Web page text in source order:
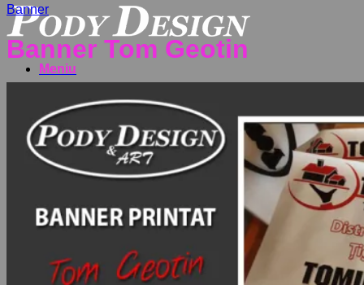
Meniu
Acasa
Shop
Cadouri
Brelocuri
Tablouri A4
Panou stradal
Lumânări parfumate
Papetărie
Banner
Banner Tom Geotin